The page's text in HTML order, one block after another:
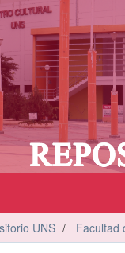
UNS Facultad